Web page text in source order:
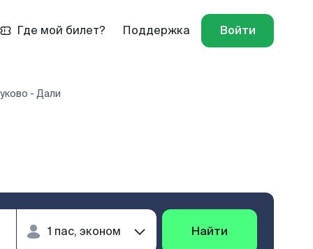
Где мой билет? Поддержка Войти
- Дали
Найти